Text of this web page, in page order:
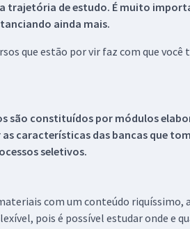
trajetória de estudo. É muito
ainda mais.
que estão por vir faz com que você
são constituídos por módulos
características das bancas que
seletivos.
com um conteúdo riquíssimo,
pois é possível estudar onde e